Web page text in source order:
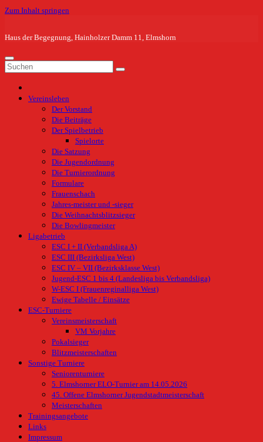
Zum Inhalt springen
Haus der Begegnung, Hainholzer Damm 11, Elmshorn
Vereinsleben
Der Vorstand
Die Beiträge
Der Spielbetrieb
Spielorte
Die Satzung
Die Jugendordnung
Die Turnierordnung
Formulare
Frauenschach
Jahres-meister und -sieger
Die Weihnachtsblitzsieger
Die Bowlingmeister
Ligabetrieb
ESC I + II (Verbandsliga A)
ESC III (Bezirksliga West)
ESC IV – VII (Bezirksklasse West)
Jugend-ESC 1 bis 4 (Landesliga bis Verbandsliga)
W-ESC I (Frauenreginalliga West)
Ewige Tabelle / Einsätze
ESC-Turniere
Vereinsmeisterschaft
VM Vorjahre
Pokalsieger
Blitzmeisterschaften
Sonstige Turniere
Seniorenturniere
5. Elmshorner ELO-Turnier am 14.05.2026
45. Offene Elmshorner Jugendstadtmeisterschaft
Meisterschaften
Trainingsangebote
Links
Impressum